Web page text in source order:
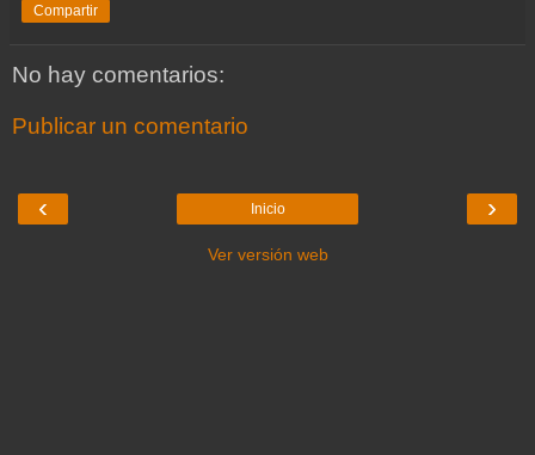
Compartir
No hay comentarios:
Publicar un comentario
‹ ›
Inicio
Ver versión web